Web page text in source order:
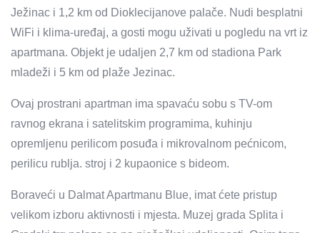
Ježinac i 1,2 km od Dioklecijanove palače. Nudi besplatni
WiFi i klima-uređaj, a gosti mogu uživati ​​u pogledu na vrt iz
apartmana. Objekt je udaljen 2,7 km od stadiona Park
mladeži i 5 km od plaže Jezinac.
Ovaj prostrani apartman ima spavaću sobu s TV-om
ravnog ekrana i satelitskim programima, kuhinju
opremljenu perilicom posuđa i mikrovalnom pećnicom,
perilicu rublja. stroj i 2 kupaonice s bideom.
Boraveći u Dalmat Apartmanu Blue, imat ćete pristup
velikom izboru aktivnosti i mjesta. Muzej grada Splita i